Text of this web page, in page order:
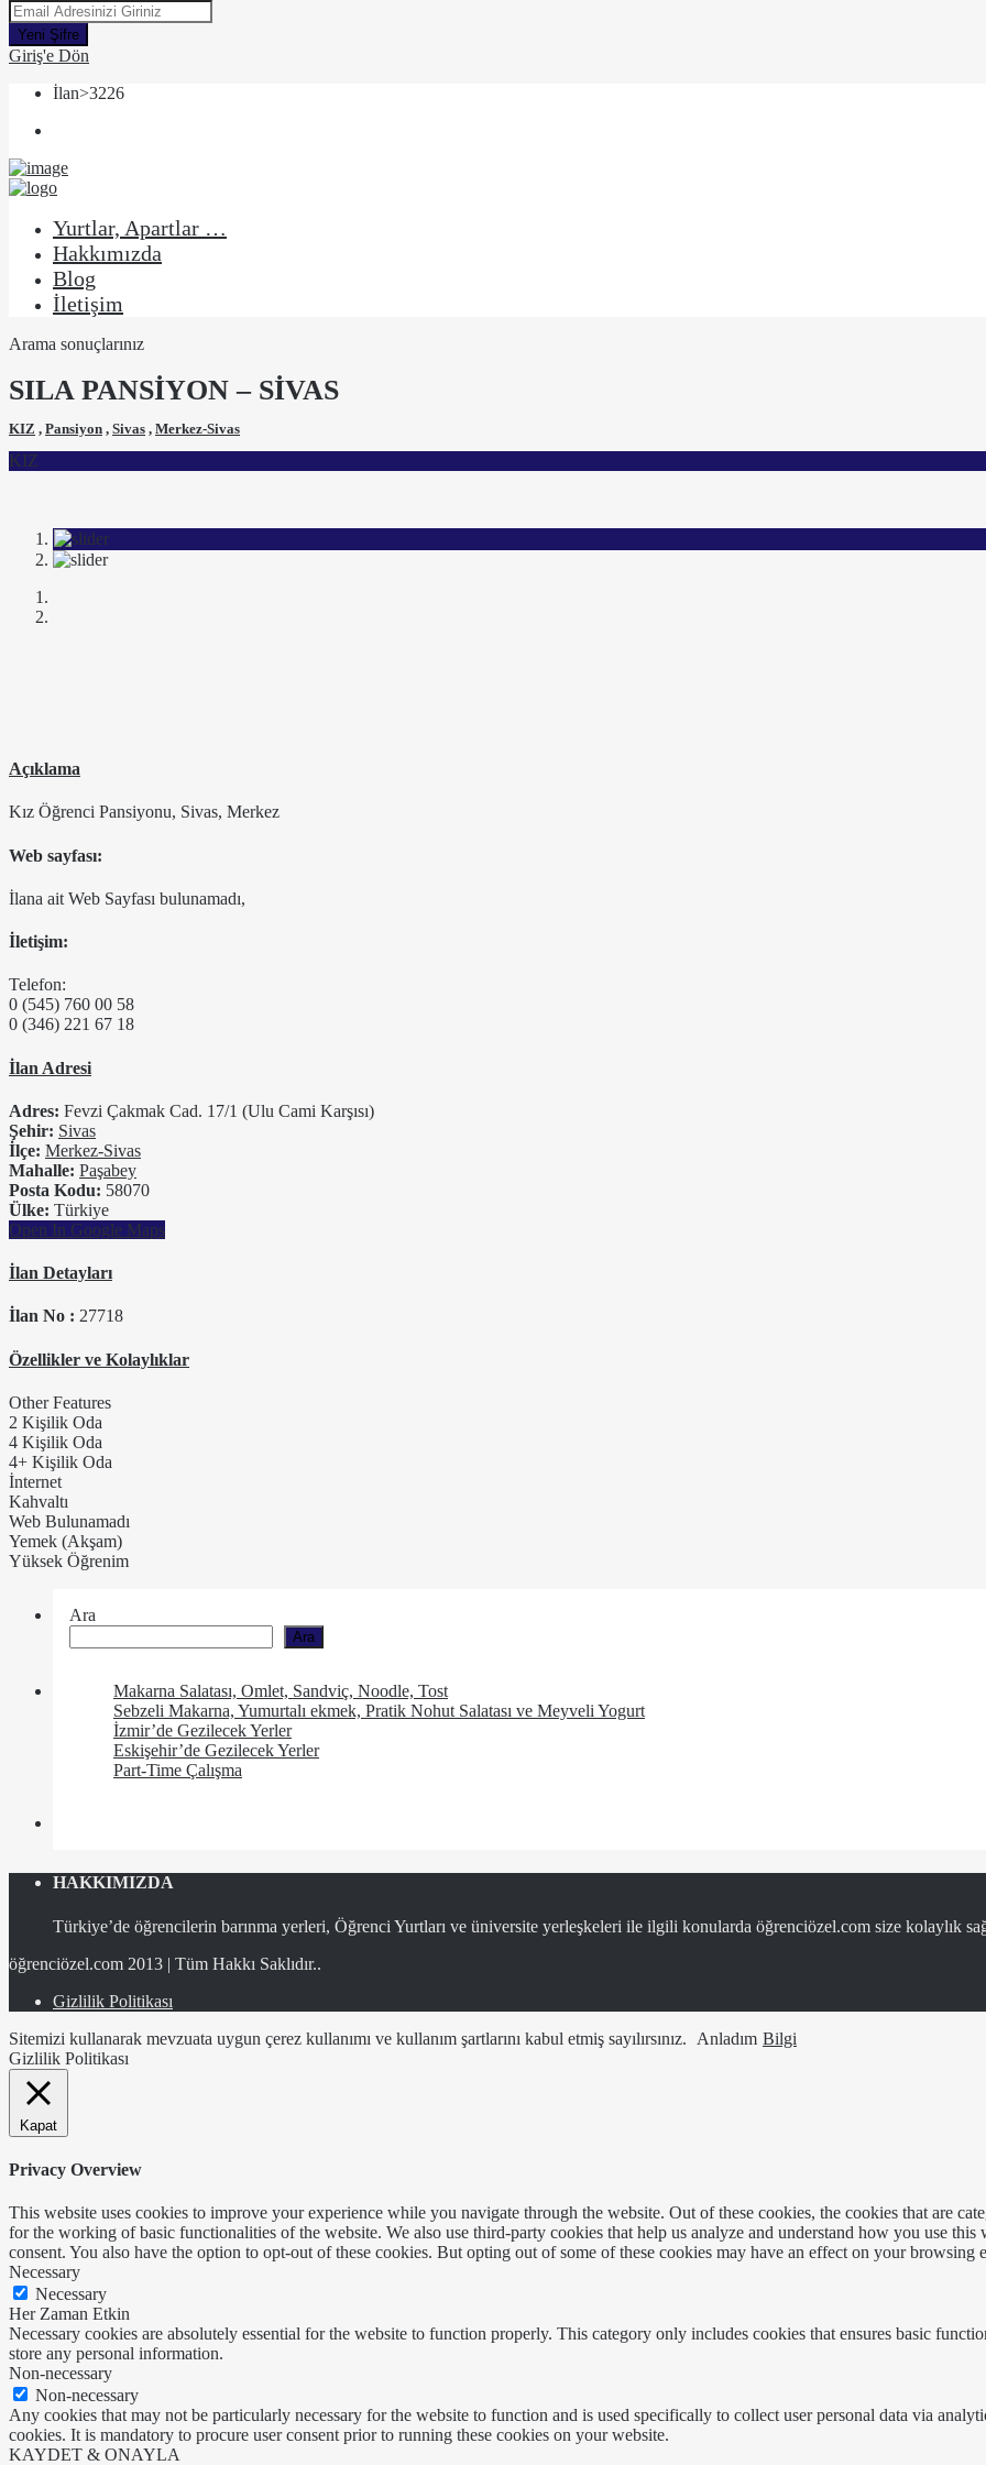
Yeni Şifre
Giriş'e Dön
İlan>3226
Yurtlar, Apartlar …
Hakkımızda
Blog
İletişim
Arama sonuçlarınız
SILA PANSİYON – SİVAS
KIZ , Pansiyon , Sivas , Merkez-Sivas
KIZ
Açıklama
Kız Öğrenci Pansiyonu, Sivas, Merkez
Web sayfası:
İlana ait Web Sayfası bulunamadı,
İletişim:
Telefon:
0 (545) 760 00 58
0 (346) 221 67 18
İlan Adresi
Adres: Fevzi Çakmak Cad. 17/1 (Ulu Cami Karşısı)
Şehir: Sivas
İlçe: Merkez-Sivas
Mahalle: Paşabey
Posta Kodu: 58070
Ülke: Türkiye
Open In Google Maps
İlan Detayları
İlan No : 27718
Özellikler ve Kolaylıklar
Other Features
2 Kişilik Oda
4 Kişilik Oda
4+ Kişilik Oda
İnternet
Kahvaltı
Web Bulunamadı
Yemek (Akşam)
Yüksek Öğrenim
Ara
Ara
Makarna Salatası, Omlet, Sandviç, Noodle, Tost
Sebzeli Makarna, Yumurtalı ekmek, Pratik Nohut Salatası ve Meyveli Yogurt
İzmir’de Gezilecek Yerler
Eskişehir’de Gezilecek Yerler
Part-Time Çalışma
HAKKIMIZDA
Türkiye’de öğrencilerin barınma yerleri, Öğrenci Yurtları ve üniversite yerleşkeleri ile ilgili konularda öğrenciözel.com size kolaylık
öğrenciözel.com 2013 | Tüm Hakkı Saklıdır..
Gizlilik Politikası
Sitemizi kullanarak mevzuata uygun çerez kullanımı ve kullanım şartlarını kabul etmiş sayılırsınız.
Anladım Bilgi
Gizlilik Politikası
Kapat
Privacy Overview
This website uses cookies to improve your experience while you navigate through the website. Out of these cookies, the cookies that are
for the working of basic functionalities of the website. We also use third-party cookies that help us analyze and understand how you use
consent. You also have the option to opt-out of these cookies. But opting out of some of these cookies may have an effect on your browsing
Necessary
Necessary
Her Zaman Etkin
Necessary cookies are absolutely essential for the website to function properly. This category only includes cookies that ensures basic
store any personal information.
Non-necessary
Non-necessary
Any cookies that may not be particularly necessary for the website to function and is used specifically to collect user personal data via
cookies. It is mandatory to procure user consent prior to running these cookies on your website.
KAYDET & ONAYLA